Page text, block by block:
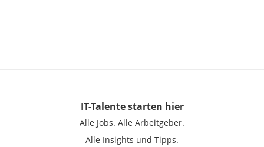
IT-Talentestarten hier
Alle Jobs. Alle Arbeitgeber.
Alle Insights und Tipps.